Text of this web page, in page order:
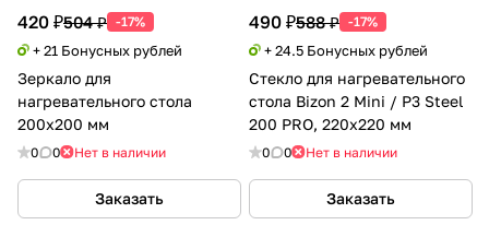
420 ₽504 ₽ -17%
+ 21 Бонусных рублей
Зеркало для
нагревательного стола
200х200 мм
0 0 Нет в наличии
Заказать
490 ₽588 ₽ -17%
+ 24.5 Бонусных рублей
Стекло для нагревательного
стола Bizon 2 Mini / P3 Steel
200 PRO, 220х220 мм
0 0 Нет в наличии
Заказать